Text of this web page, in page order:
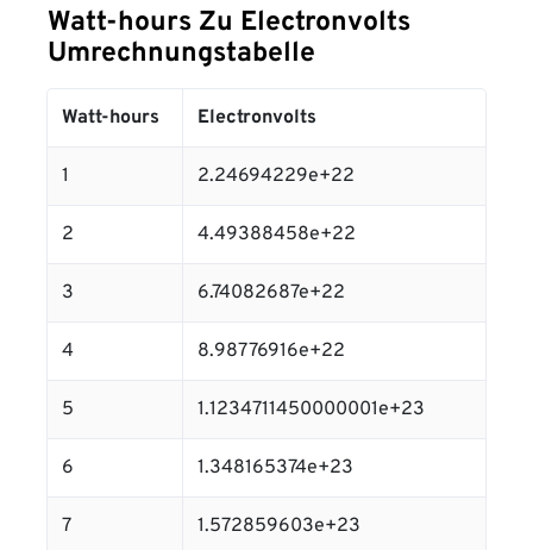
Watt-hours Zu Electronvolts
Umrechnungstabelle
Watt-hours Electronvolts
1 2.24694229e+22
2 4.49388458e+22
3 6.74082687e+22
4 8.98776916e+22
5 1.1234711450000001e+23
6 1.348165374e+23
7 1.572859603e+23